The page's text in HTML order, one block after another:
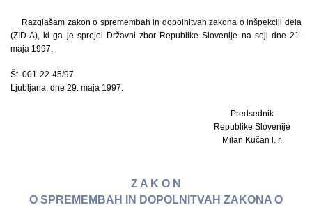
Razglašam zakon o spremembah in dopolnitvah zakona o inšpekciji dela
(ZID-A), ki ga je sprejel Državni zbor Republike Slovenije na seji dne 21.
maja 1997.
Št. 001-22-45/97
Ljubljana, dne 29. maja 1997.
Predsednik
Republike Slovenije
Milan Kučan l. r.
Z A K O N
O SPREMEMBAH IN DOPOLNITVAH ZAKONA O